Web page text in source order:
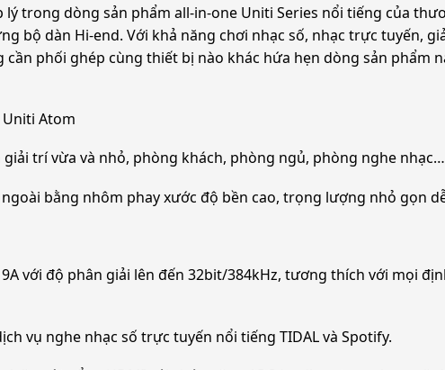
trong dòng sản phẩm all-in-one Uniti Series nổi tiếng của
bộ dàn Hi-end. Với khả năng chơi nhạc số, nhạc trực tuyến,
phối ghép cùng thiết bị nào khác hứa hẹn dòng sản phẩm
Atom
trí vừa và nhỏ, phòng khách, phòng ngủ, phòng nghe nhạc…
bằng nhôm phay xước độ bền cao, trọng lượng nhỏ gọn
với độ phân giải lên đến 32bit/384kHz, tương thích với mọi định
vụ nghe nhạc số trực tuyến nổi tiếng TIDAL và Spotify.